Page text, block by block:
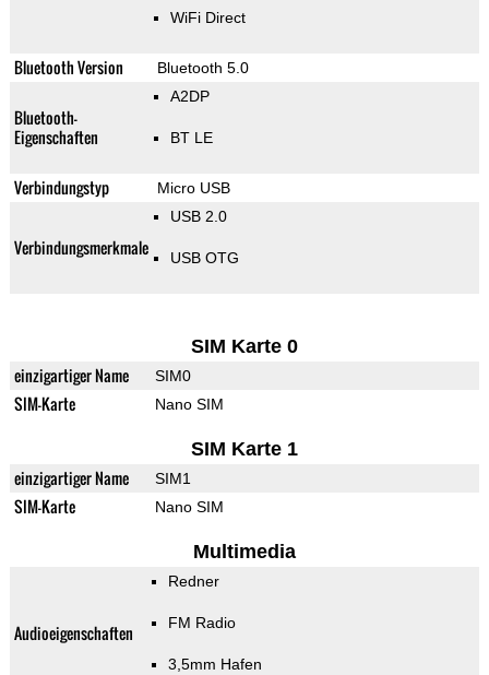
WiFi Direct
Bluetooth Version Bluetooth 5.0
Bluetooth-
Eigenschaften
A2DP
BT LE
Verbindungstyp Micro USB
Verbindungsmerkmale
USB 2.0
USB OTG
SIM Karte 0
einzigartiger Name SIM0
SIM-Karte Nano SIM
SIM Karte 1
einzigartiger Name SIM1
SIM-Karte Nano SIM
Multimedia
Audioeigenschaften
Redner
FM Radio
3,5mm Hafen